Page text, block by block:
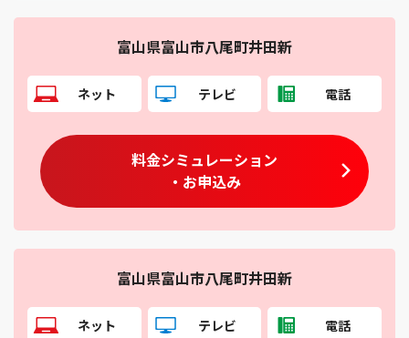
富山県富山市八尾町井田新
ネット テレビ 電話
料金シミュレーション
・お申込み
富山県富山市八尾町井田新
ネット テレビ 電話